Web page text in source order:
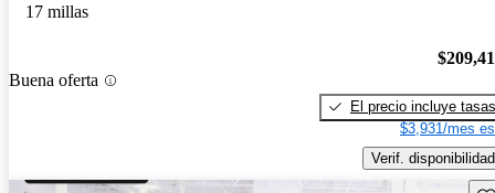
17 millas
Buena oferta
El precio incluye tasas
$3,931/mes
Verif. disponibilidad